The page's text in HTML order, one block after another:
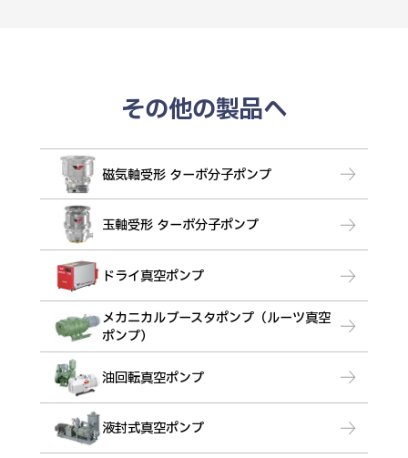
その他の製品へ
磁気軸受形 ターボ分子ポンプ
玉軸受形 ターボ分子ポンプ
ドライ真空ポンプ
メカニカルブースタポンプ（ルーツ真空
ポンプ）
油回転真空ポンプ
液封式真空ポンプ